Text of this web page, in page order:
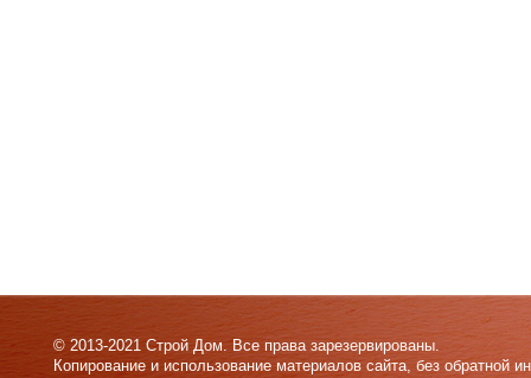
© 2013-2021 Строй Дом. Все права зарезервированы.
Копирование и использование материалов сайта, без обратной